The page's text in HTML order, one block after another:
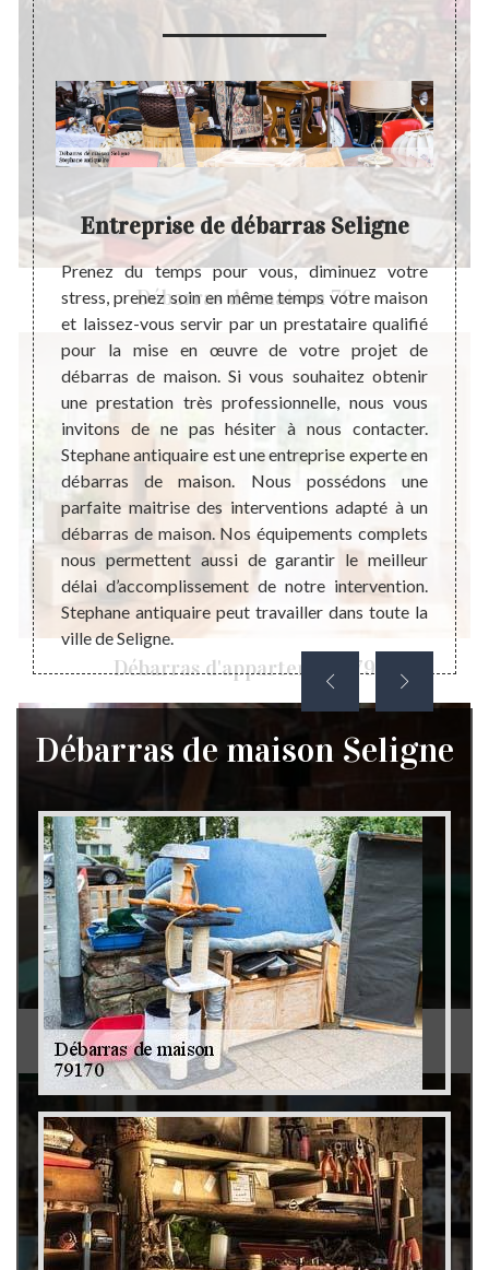
Débarras de maison 79
Débarras d'appartement 79
Débarras de grenier et cave 79
de
de
sur
juste
coût
de
nous
si
nous
Entreprise de débarras Seligne
Prenez du temps pour vous, diminuez votre
stress, prenez soin en même temps votre maison
et laissez-vous servir par un prestataire qualifié
pour la mise en œuvre de votre projet de
débarras de maison. Si vous souhaitez obtenir
une prestation très professionnelle, nous vous
invitons de ne pas hésiter à nous contacter.
Stephane antiquaire est une entreprise experte en
débarras de maison. Nous possédons une
parfaite maitrise des interventions adapté à un
débarras de maison. Nos équipements complets
nous permettent aussi de garantir le meilleur
délai d’accomplissement de notre intervention.
Stephane antiquaire peut travailler dans toute la
ville de Seligne.
mise
les
coût
Débarras de maison Seligne